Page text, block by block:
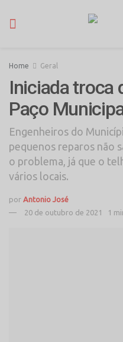
Home Geral
Iniciada troca
Paço
Engenheiros do
pequenos reparos não
o problema, já que o
vários locais.
por Antonio José
20 de outubro de 2021
1